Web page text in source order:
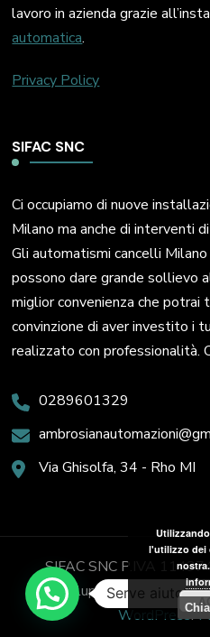
lavoro in azienda grazie
automatica.
Privacy Policy
SIFAC SNC
Ci occupiamo di nuove
Milano ma anche di interventi
Gli automatismi cancelli
possono dare grande sollievo
miglior convenienza che potrai
convinzione di aver investito i
realizzato con
0289601329
Via Ghisolfa, 34 - Rho MI
SIFAC SNC P.IVA
Sviluppato da
WordPress.
Serve aiuto?
l'utilizzo dei
nostra.